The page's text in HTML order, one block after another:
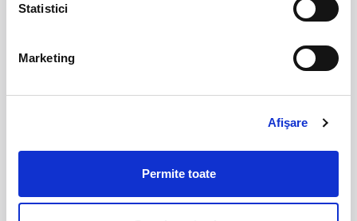
Statistici
Marketing
Afişare
Permite toate
Cod poștal
Doriți ca Goodmorning să vă asigure cazarea?